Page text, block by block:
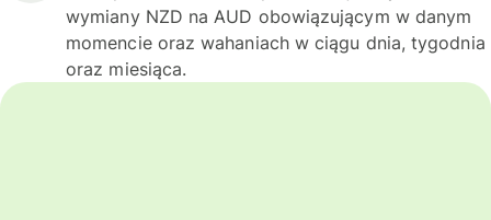
wymiany NZD na AUD obowiązującym w danym
momencie oraz wahaniach w ciągu dnia, tygodnia
oraz miesiąca.